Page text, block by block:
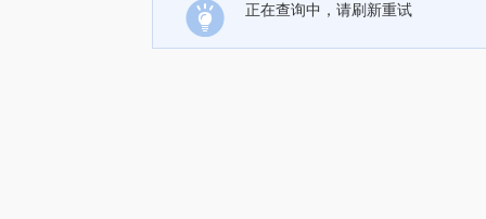
正在查询中，请刷新重试